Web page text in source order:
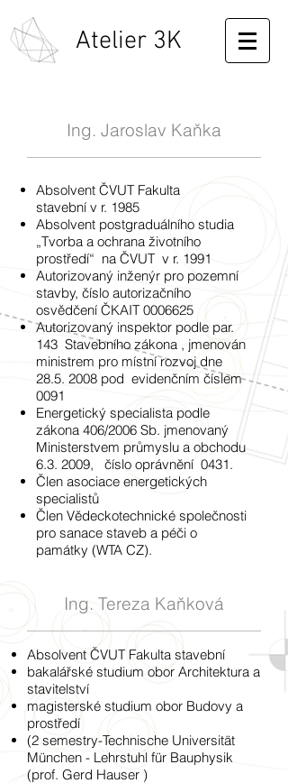
Atelier 3K
Ing. Jaroslav Kaňka
Absolvent ČVUT Fakulta
stavební v r. 1985
Absolvent postgraduálního studia
„Tvorba a ochrana životního
prostředí“ na ČVUT v r. 1991
Autorizovaný inženýr pro pozemní
stavby, číslo autorizačního
osvědčení ČKAIT 0006625
Autorizovaný inspektor podle par.
143 Stavebního zákona , jmenován
ministrem pro místní rozvoj dne
28.5. 2008 pod evidenčním číslem
0091
Energetický specialista podle
zákona 406/2006 Sb. jmenovaný
Ministerstvem průmyslu a obchodu
6.3. 2009, číslo oprávnění 0431.
Člen asociace energetických
specialistů
Člen Vědeckotechnické společnosti
pro sanace staveb a péči o
památky (WTA CZ).
Ing. Tereza Kaňková
Absolvent ČVUT Fakulta stavební
bakalářské studium obor Architektura a
stavitelství
magisterské studium obor Budovy a
prostředí
(2 semestry-Technische Universität
München - Lehrstuhl für Bauphysik
(prof. Gerd Hauser )